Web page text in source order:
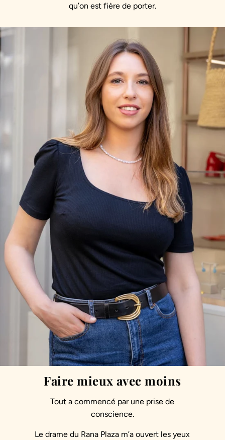
qu’on est fière de porter.
Faire mieux avec moins
Tout a commencé par une prise de
conscience.
Le drame du Rana Plaza m’a ouvert les yeux